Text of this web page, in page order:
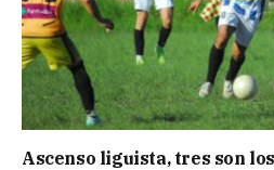
Ascenso liguista, tres son